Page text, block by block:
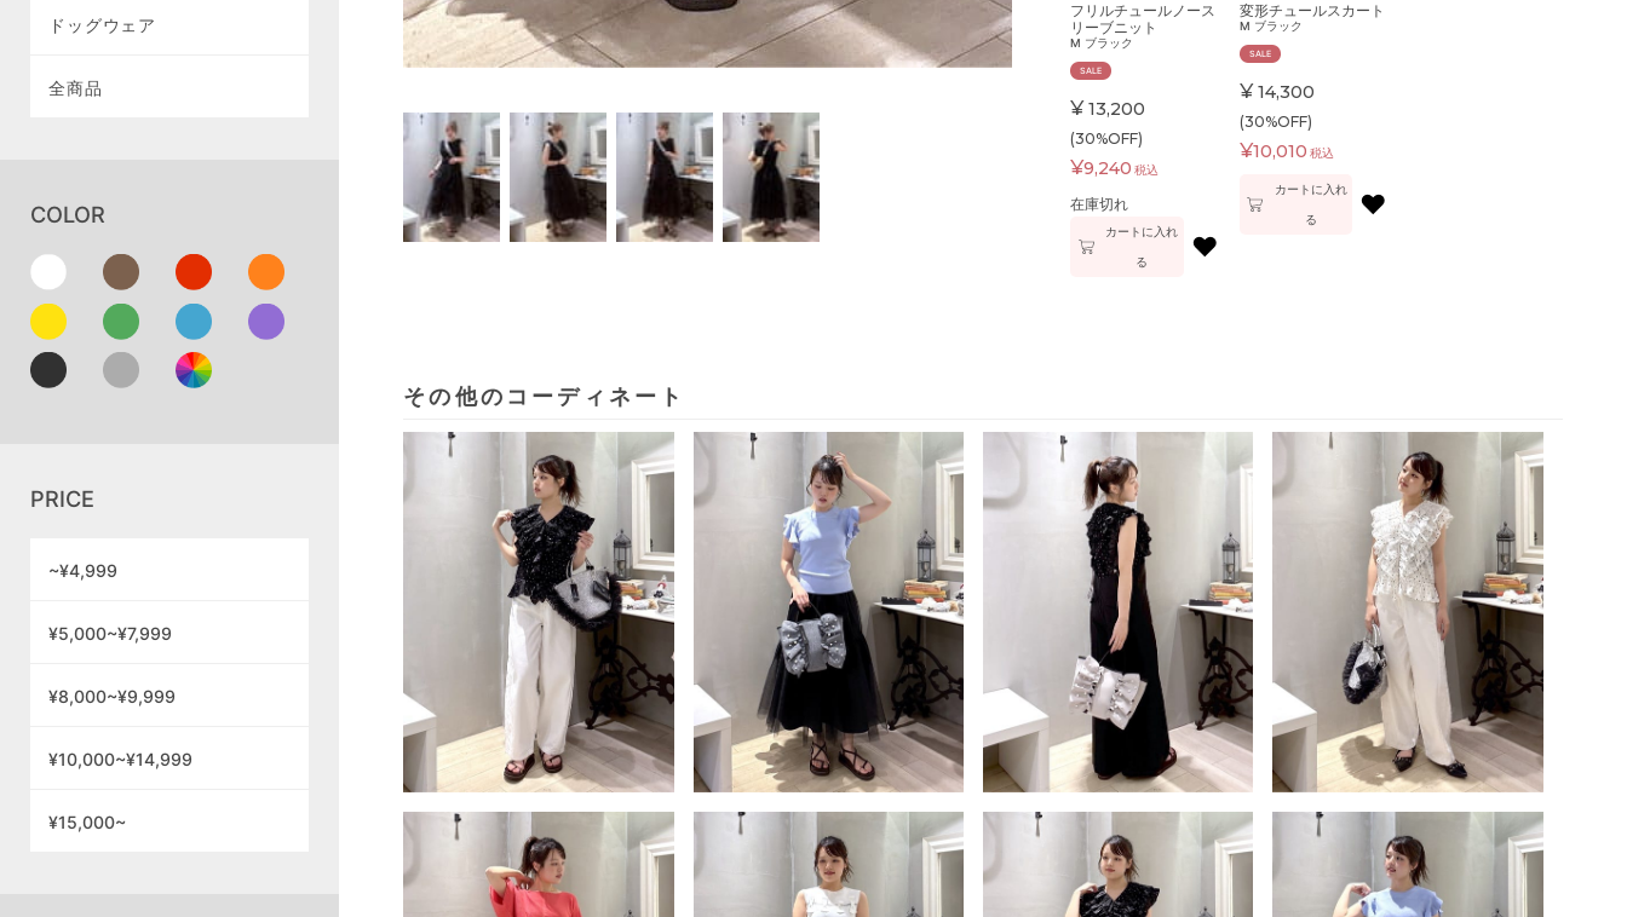
ドッグウェア
全商品
COLOR
PRICE
~¥4,999
¥5,000~¥7,999
¥8,000~¥9,999
¥10,000~¥14,999
¥15,000~
フリルチュールノース
リーブニット
M ブラック
SALE
¥ 13,200
(30%OFF)
¥9,240 税込
在庫切れ
カートに入れ
る ♥
変形チュールスカート
M ブラック
SALE
¥ 14,300
(30%OFF)
¥10,010 税込
カートに入れ
る ♥
その他のコーディネート